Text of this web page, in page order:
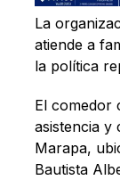
La
atiende a
la política
El comedor
asistencia y
Marapa,
Bautista